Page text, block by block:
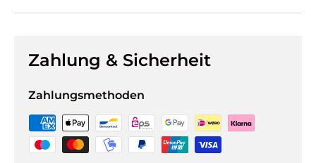
Zahlung & Sicherheit
Zahlungsmethoden